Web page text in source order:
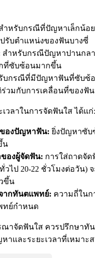
ำหรับกรณีที่ปัญหาเล็กน้อย
รับตำแหน่งของฟันบางซี่
สำหรับกรณีปัญหาปานกลา
ที่ซับซ้อนมากขึ้น
บกรณีที่มีปัญหาฟันที่ซับซ้อ
วมกับการเคลื่อนที่ของฟั
วลาในการจัดฟันใส ได้แก่:
องปัญหาฟัน: ยิ่งปัญหาซับ
น
องผู้จัดฟัน: การใส่ถาดจั
วไป 20-22 ชั่วโมงต่อวัน)
ขึ้น
ากทันตแพทย์: ความถี่ในก
ทย์กำหนด
าจัดฟันใส ควรปรึกษาทัน
หาและระยะเวลาที่เหมา